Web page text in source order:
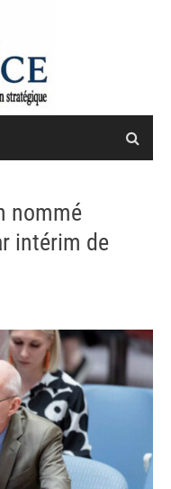
nommé
intérim de